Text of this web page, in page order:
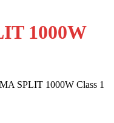
1000W
SPLIT 1000W Class 1